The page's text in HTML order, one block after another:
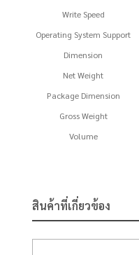
Write Speed
Operating System Support
Dimension
Net Weight
Package Dimension
Gross Weight
Volume
สินค้าที่เกี่ยวข้อง